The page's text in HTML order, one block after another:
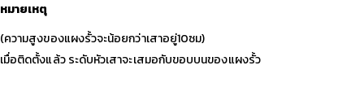
หมายเหตุ
(ความสูงของแผงรั้วจะน้อยกว่าเสาอยู่10ซม)
เมื่อติดตั้งแล้ว ระดับหัวเสาจะเสมอกับขอบบนของแผงรั้ว